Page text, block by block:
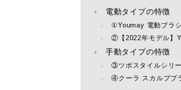
電動タイプの特徴
①Youmay 電動ブラ
②【2022年モデル】
手動タイプの特徴
③ツボスタイルシリ
④クーラ スカルプブ